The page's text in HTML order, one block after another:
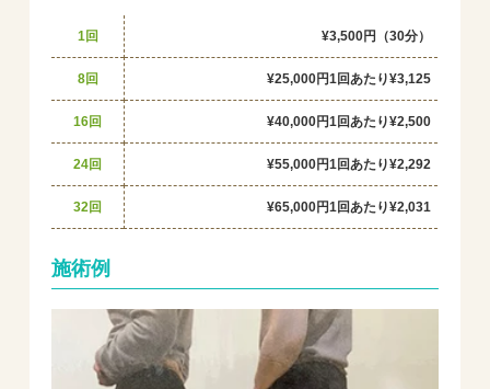
1回 ¥3,500円（30分）
8回 ¥25,000円1回あたり¥3,125
16回 ¥40,000円1回あたり¥2,500
24回 ¥55,000円1回あたり¥2,292
32回 ¥65,000円1回あたり¥2,031
施術例